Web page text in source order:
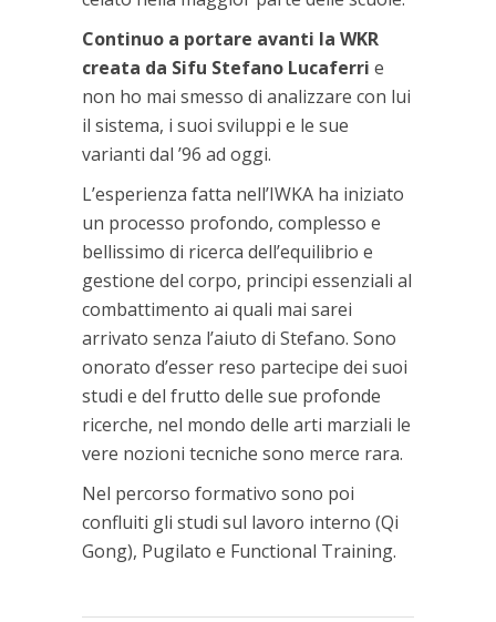
Continuo a portare avanti la WKR
creata da Sifu Stefano Lucaferri e
non ho mai smesso di analizzare con lui
il sistema, i suoi sviluppi e le sue
varianti dal ’96 ad oggi.
L’esperienza fatta nell’IWKA ha iniziato
un processo profondo, complesso e
bellissimo di ricerca dell’equilibrio e
gestione del corpo, principi essenziali al
combattimento ai quali mai sarei
arrivato senza l’aiuto di Stefano. Sono
onorato d’esser reso partecipe dei suoi
studi e del frutto delle sue profonde
ricerche, nel mondo delle arti marziali le
vere nozioni tecniche sono merce rara.
Nel percorso formativo sono poi
confluiti gli studi sul lavoro interno (Qi
Gong), Pugilato e Functional Training.